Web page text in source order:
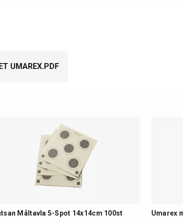
UMAREX.PDF
Måltavla 5-Spot 14x14cm 100st
Umarex